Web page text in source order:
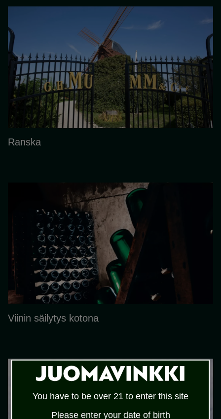
Ranska
Viinin säilytys kotona
You have to be over 21 to enter this site
Please enter your date of birth